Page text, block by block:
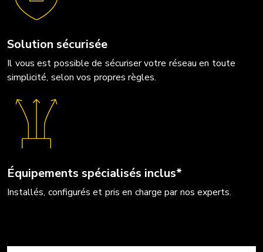
Solution sécurisée
Il vous est possible de sécuriser votre réseau en toute
simplicité, selon vos propres règles.
Équipements spécialisés inclus*
Installés, configurés et pris en charge par nos experts.